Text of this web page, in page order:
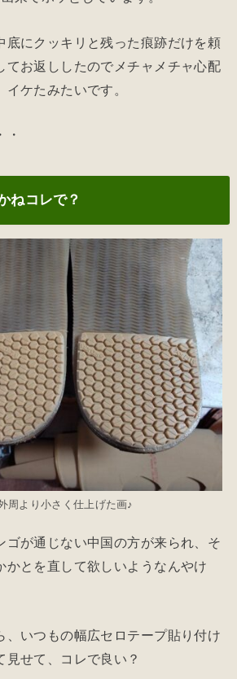
底にクッキリと残った痕跡だけを頼
てお返ししたのでメチャメチャ心配
ケたみたいです。
・
ねコレで？
周より小さく仕上げた画♪
ゴが通じない中国の方が来られ、そ
かとを直して欲しいようなんやけ
、いつもの幅広セロテープ貼り付け
見せて、コレで良い？